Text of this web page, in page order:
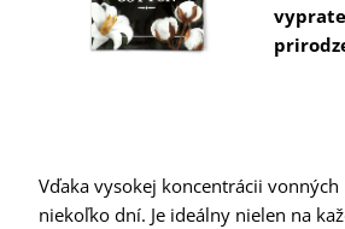
Vďaka vysokej koncentrácii vonných
niekoľko dní. Je ideálny nielen na